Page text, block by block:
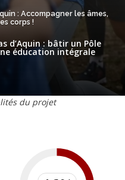
: Accompagner les âmes,
corps !
d’Aquin : bâtir un Pôle
éducation intégrale
du projet